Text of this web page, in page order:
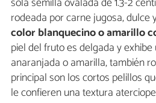
rodeada por carne jugosa, dulce
color blanquecino o amarillo
piel del fruto es delgada y
anaranjada o amarilla, también
principal son los cortos pelillos
le confieren una textura